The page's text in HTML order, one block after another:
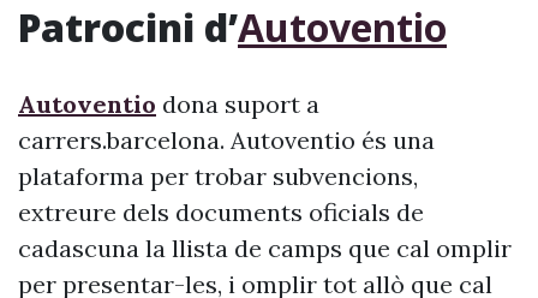
Patrocini d’Autoventio
Autoventio dona suport a
carrers.barcelona. Autoventio és una
plataforma per trobar subvencions,
extreure dels documents oficials de
cadascuna la llista de camps que cal omplir
per presentar-les, i omplir tot allò que cal